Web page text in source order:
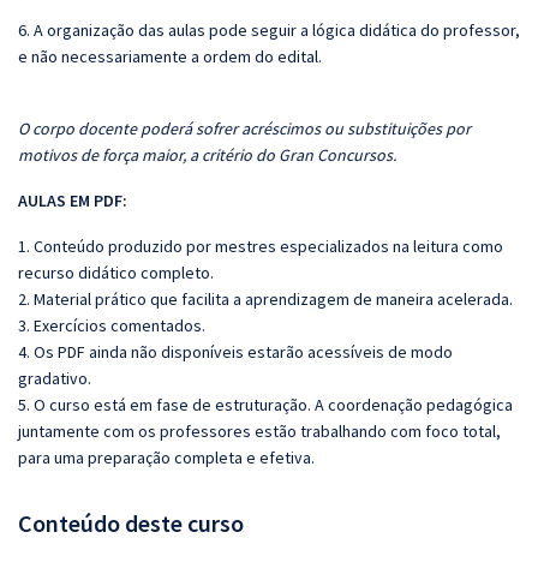
6. A organização das aulas pode seguir a lógica didática do professor,
e não necessariamente a ordem do edital.
O corpo docente poderá sofrer acréscimos ou substituições por
motivos de força maior, a critério do Gran Concursos.
AULAS EM PDF:
1. Conteúdo produzido por mestres especializados na leitura como
recurso didático completo.
2. Material prático que facilita a aprendizagem de maneira acelerada.
3. Exercícios comentados.
4. Os PDF ainda não disponíveis estarão acessíveis de modo
gradativo.
5. O curso está em fase de estruturação. A coordenação pedagógica
juntamente com os professores estão trabalhando com foco total,
para uma preparação completa e efetiva.
Conteúdo deste curso